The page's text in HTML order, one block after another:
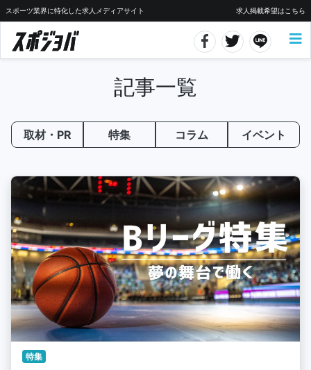
スポーツ業界に特化した求人メディアサイト 求人掲載希望はこちら
記事一覧
取材・PR 特集 コラム イベント
特集